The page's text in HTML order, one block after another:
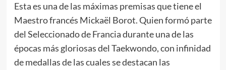
Esta es una de las máximas premisas que tiene el
Maestro francés Mickaël Borot. Quien formó parte
del Seleccionado de Francia durante una de las
épocas más gloriosas del Taekwondo, con infinidad
de medallas de las cuales se destacan las